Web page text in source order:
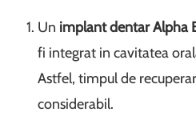
Un implant dentar Alpha
fi integrat in cavitatea
Astfel, timpul de
considerabil.